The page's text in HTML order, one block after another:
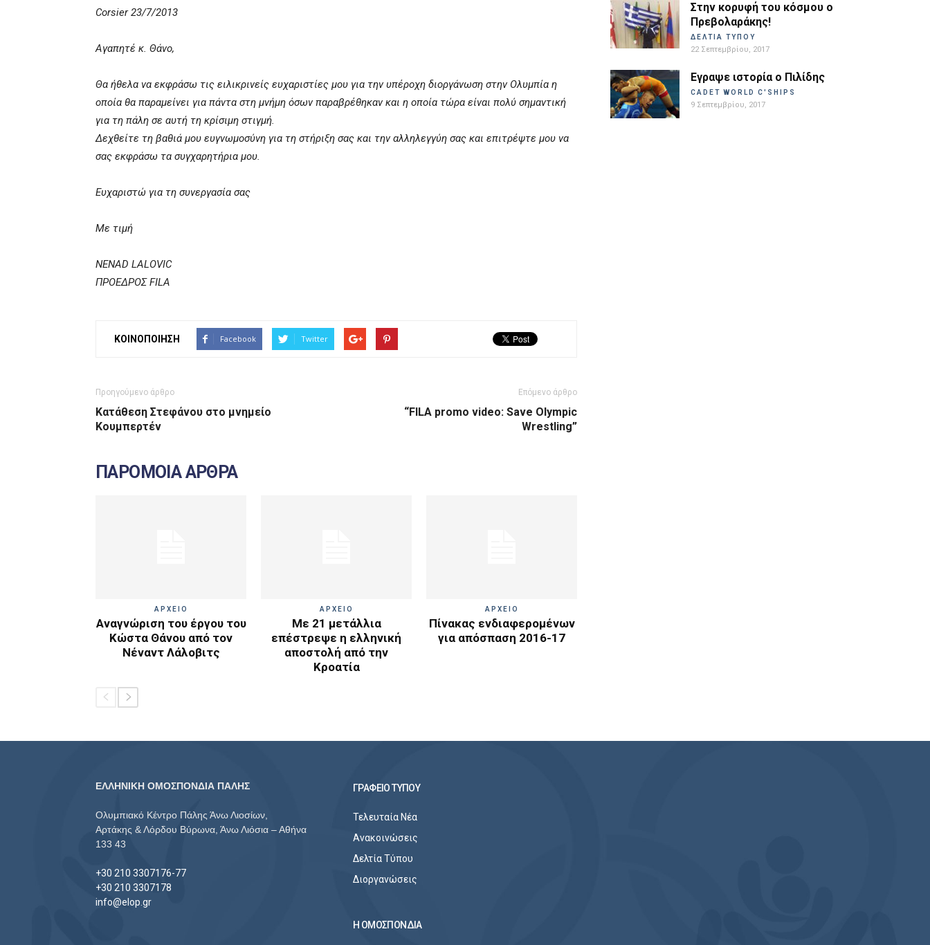
Corsier 23/7/2013
Αγαπητέ κ. Θάνο,
Θα ήθελα να εκφράσω τις ειλικρινείς ευχαριστίες μου για την υπέροχη διοργάνωση στην Ολυμπία η
οποία θα παραμείνει για πάντα στη μνήμη όσων παραβρέθηκαν και η οποία τώρα είναι πολύ σημαντική
για τη πάλη σε αυτή τη κρίσιμη στιγμή.
Δεχθείτε τη βαθιά μου ευγνωμοσύνη για τη στήριξη σας και την αλληλεγγύη σας και επιτρέψτε μου να
σας εκφράσω τα συγχαρητήρια μου.
Ευχαριστώ για τη συνεργασία σας
Με τιμή
NENAD LALOVIC
ΠΡΟΕΔΡΟΣ FILA
ΚΟΙΝΟΠΟΙΗΣΗ Facebook Twitter
Προηγούμενο άρθρο
Κατάθεση Στεφάνου στο μνημείο
Κουμπερτέν
Επόμενο άρθρο
“FILA promo video: Save Olympic
Wrestling”
ΠΑΡΟΜΟΙΑ ΑΡΘΡΑ
ΑΡΧΕΙΟ
Αναγνώριση του έργου του
Κώστα Θάνου από τον
Νέναντ Λάλοβιτς
ΑΡΧΕΙΟ
Με 21 μετάλλια
επέστρεψε η ελληνική
αποστολή από την
Κροατία
ΑΡΧΕΙΟ
Πίνακας ενδιαφερομένων
για απόσπαση 2016-17
Στην κορυφή του κόσμου ο
Πρεβολαράκης!
ΔΕΛΤΙΑ ΤΥΠΟΥ
22 Σεπτεμβρίου, 2017
Εγραψε ιστορία ο Πιλίδης
CADET WORLD C'SHIPS
9 Σεπτεμβρίου, 2017
ΕΛΛΗΝΙΚΗ ΟΜΟΣΠΟΝΔΙΑ ΠΑΛΗΣ
Ολυμπιακό Κέντρο Πάλης Άνω Λιοσίων,
Αρτάκης & Λόρδου Βύρωνα, Άνω Λιόσια – Αθήνα
133 43
+30 210 3307176-77
+30 210 3307178
info@elop.gr
ΓΡΑΦΕΙΟ ΤΥΠΟΥ
Τελευταία Νέα
Ανακοινώσεις
Δελτία Τύπου
Διοργανώσεις
Η ΟΜΟΣΠΟΝΔΙΑ